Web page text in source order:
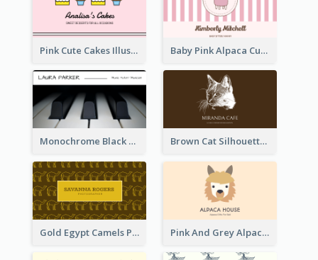
Pink Cute Cakes Illustration Cake Shop Business Card Baby Pink Alpaca Cute Illustration Business Card
Monochrome Black Piano Music Business Card Brown Cat Silhouette Cafe Business Card
Gold Egypt Camels Patterns Illustration Business Card Pink And Grey Alpaca Illustration Business Card